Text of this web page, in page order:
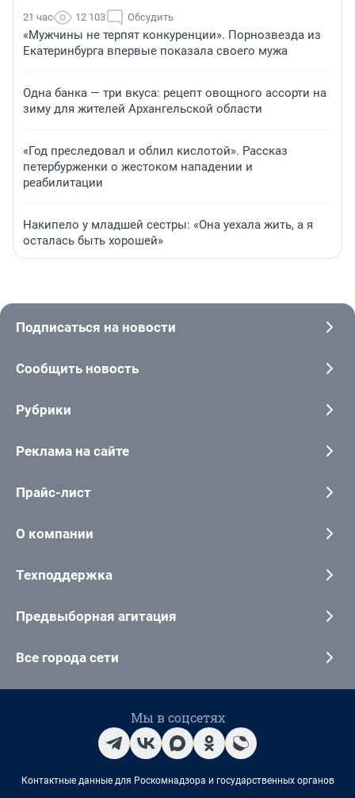
21 час 12 103 Обсудить
«Мужчины не терпят конкуренции». Порнозвезда из
Екатеринбурга впервые показала своего мужа
Одна банка — три вкуса: рецепт овощного ассорти на
зиму для жителей Архангельской области
«Год преследовал и облил кислотой». Рассказ
петербурженки о жестоком нападении и
реабилитации
Накипело у младшей сестры: «Она уехала жить, а я
осталась быть хорошей»
Подписаться на новости
Сообщить новость
Рубрики
Реклама на сайте
Прайс-лист
О компании
Техподдержка
Предвыборная агитация
Все города сети
Мы в соцсетях
Контактные данные для Роскомнадзора и государственных органов